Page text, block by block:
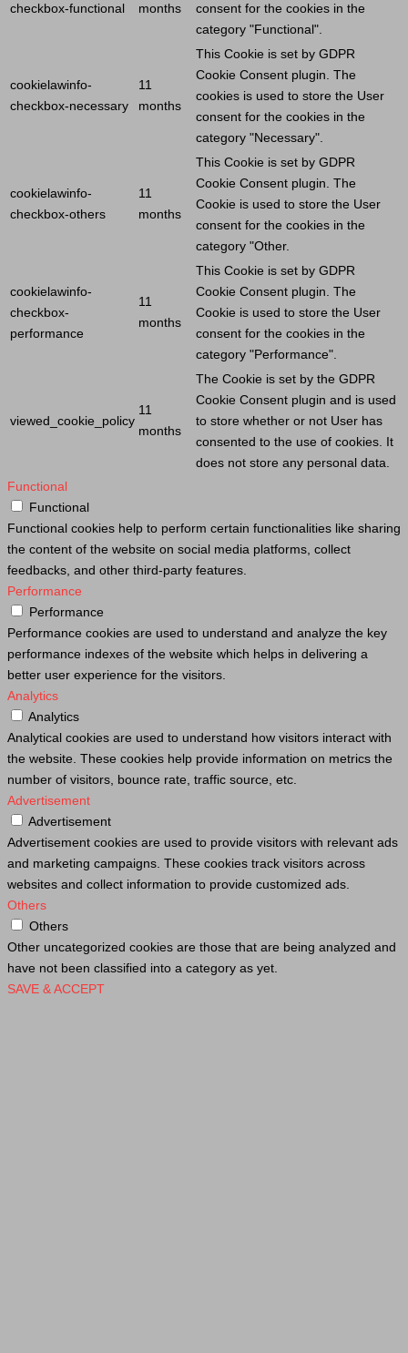
checkbox-functional
months
consent for the cookies in the
category "Functional".
cookielawinfo-
checkbox-necessary
11
months
This Cookie is set by GDPR
Cookie Consent plugin. The
cookies is used to store the User
consent for the cookies in the
category "Necessary".
cookielawinfo-
checkbox-others
11
months
This Cookie is set by GDPR
Cookie Consent plugin. The
Cookie is used to store the User
consent for the cookies in the
category "Other.
cookielawinfo-
checkbox-
performance
11
months
This Cookie is set by GDPR
Cookie Consent plugin. The
Cookie is used to store the User
consent for the cookies in the
category "Performance".
viewed_cookie_policy
11
months
The Cookie is set by the GDPR
Cookie Consent plugin and is used
to store whether or not User has
consented to the use of cookies. It
does not store any personal data.
Functional
Functional
Functional cookies help to perform certain functionalities like sharing
the content of the website on social media platforms, collect
feedbacks, and other third-party features.
Performance
Performance
Performance cookies are used to understand and analyze the key
performance indexes of the website which helps in delivering a
better user experience for the visitors.
Analytics
Analytics
Analytical cookies are used to understand how visitors interact with
the website. These cookies help provide information on metrics the
number of visitors, bounce rate, traffic source, etc.
Advertisement
Advertisement
Advertisement cookies are used to provide visitors with relevant ads
and marketing campaigns. These cookies track visitors across
websites and collect information to provide customized ads.
Others
Others
Other uncategorized cookies are those that are being analyzed and
have not been classified into a category as yet.
SAVE & ACCEPT